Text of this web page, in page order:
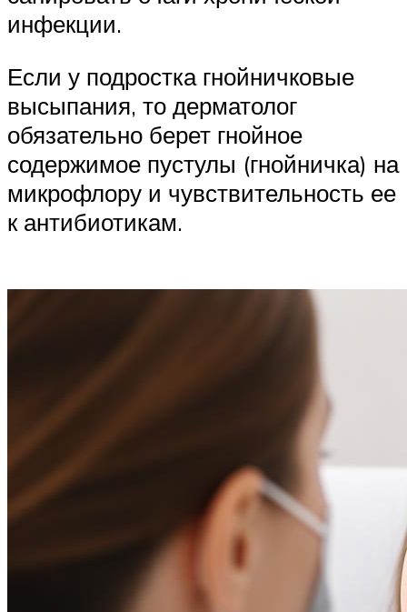
инфекции.
Если у подростка гнойничковые
высыпания, то дерматолог
обязательно берет гнойное
содержимое пустулы (гнойничка) на
микрофлору и чувствительность ее
к антибиотикам.